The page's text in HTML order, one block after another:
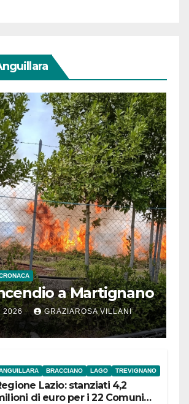
a Martignano
2026 GRAZIAROSA VILLANI
BRACCIANO LAGO TREVIGNANO
Lazio: stanziati 4,2
di euro per i 22 Comuni